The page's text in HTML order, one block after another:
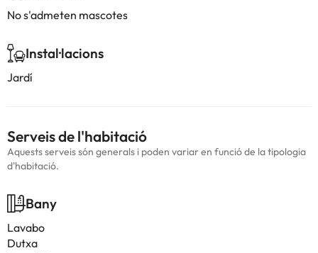
No s'admeten mascotes
Instal·lacions
Jardí
Serveis de l'habitació
Aquests serveis són generals i poden variar en funció de la tipologia
d'habitació.
Bany
Lavabo
Dutxa